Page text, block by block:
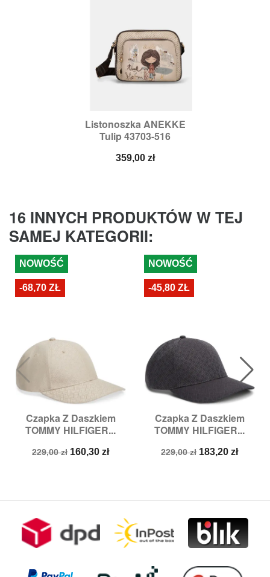
Listonoszka ANEKKE
Tulip 43703-516
Cena
359,00 zł
16 INNYCH PRODUKTÓW W TEJ
SAMEJ KATEGORII:
Czapka Z Daszkiem
TOMMY HILFIGER...
Cena
229,00 zł Cena
160,30 zł
NOWOŚĆ
-68,70 ZŁ
Czapka Z Daszkiem
TOMMY HILFIGER...
Cena
229,00 zł Cena
183,20 zł
NOWOŚĆ
-45,80 ZŁ